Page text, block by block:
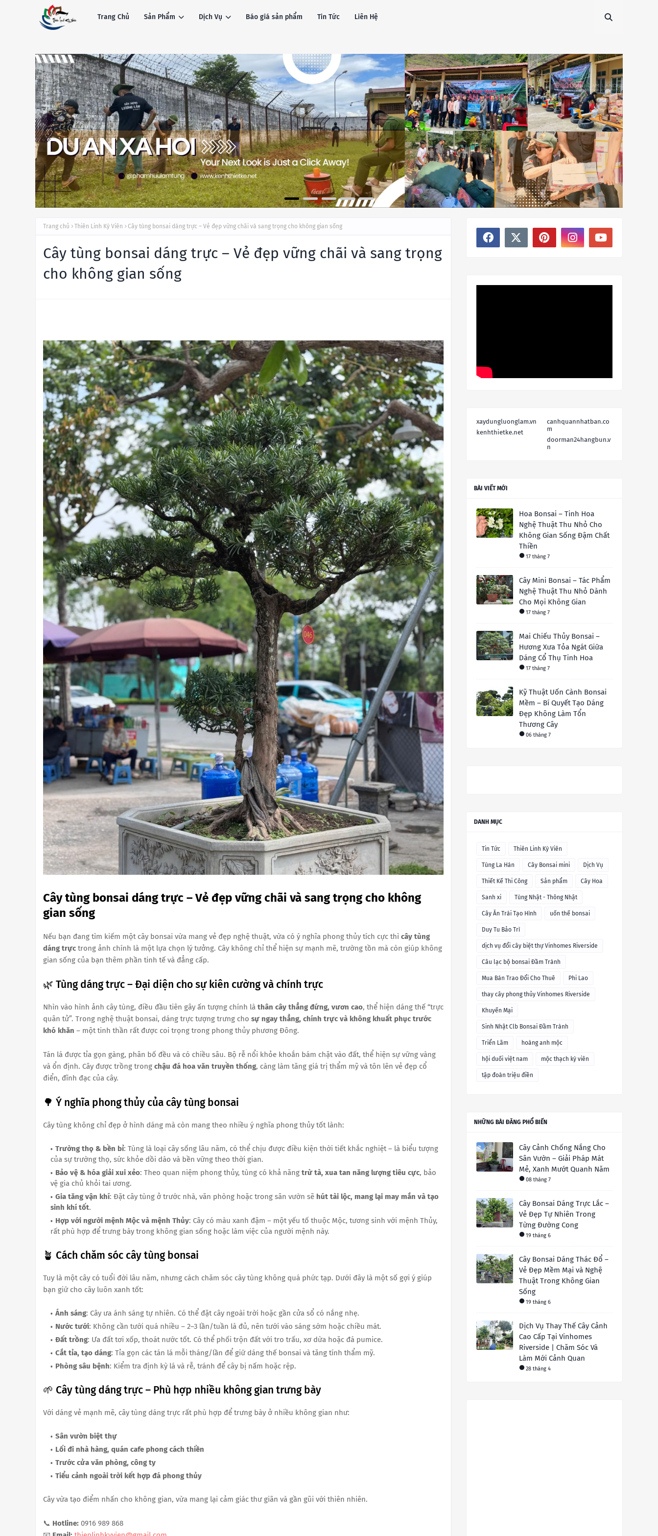
Trang Chủ Sản Phẩm Dịch Vụ Báo giá sản phẩm Tin Tức Liên Hệ
Trang chủ Thiên Linh Kỳ Viên Cây tùng bonsai dáng trực – Vẻ đẹp vững chãi và sang trọng cho không gian sống
Cây tùng bonsai dáng trực – Vẻ đẹp vững chãi và sang trọng
cho không gian sống
Cây tùng bonsai dáng trực – Vẻ đẹp vững chãi và sang trọng cho không
gian sống
Nếu bạn đang tìm kiếm một cây bonsai vừa mang vẻ đẹp nghệ thuật, vừa có ý nghĩa phong thủy tích cực thì cây tùng
dáng trực trong ảnh chính là một lựa chọn lý tưởng. Cây không chỉ thể hiện sự mạnh mẽ, trường tồn mà còn giúp không
gian sống của bạn thêm phần tinh tế và đẳng cấp.
🌿 Tùng dáng trực – Đại diện cho sự kiên cường và chính trực
Nhìn vào hình ảnh cây tùng, điều đầu tiên gây ấn tượng chính là thân cây thẳng đứng, vươn cao, thể hiện dáng thế “trực
quân tử”. Trong nghệ thuật bonsai, dáng trực tượng trưng cho sự ngay thẳng, chính trực và không khuất phục trước
khó khăn – một tinh thần rất được coi trọng trong phong thủy phương Đông.
Tán lá được tỉa gọn gàng, phân bố đều và có chiều sâu. Bộ rễ nổi khỏe khoắn bám chặt vào đất, thể hiện sự vững vàng
và ổn định. Cây được trồng trong chậu đá hoa văn truyền thống, càng làm tăng giá trị thẩm mỹ và tôn lên vẻ đẹp cổ
điển, đĩnh đạc của cây.
🌳 Ý nghĩa phong thủy của cây tùng bonsai
Cây tùng không chỉ đẹp ở hình dáng mà còn mang theo nhiều ý nghĩa phong thủy tốt lành:
Trường thọ & bền bỉ: Tùng là loại cây sống lâu năm, có thể chịu được điều kiện thời tiết khắc nghiệt – là biểu tượng
của sự trường thọ, sức khỏe dồi dào và bền vững theo thời gian.
Bảo vệ & hóa giải xui xẻo: Theo quan niệm phong thủy, tùng có khả năng trừ tà, xua tan năng lượng tiêu cực, bảo
vệ gia chủ khỏi tai ương.
Gia tăng vận khí: Đặt cây tùng ở trước nhà, văn phòng hoặc trong sân vườn sẽ hút tài lộc, mang lại may mắn và tạo
sinh khí tốt.
Hợp với người mệnh Mộc và mệnh Thủy: Cây có màu xanh đậm – một yếu tố thuộc Mộc, tương sinh với mệnh Thủy,
rất phù hợp để trưng bày trong không gian sống hoặc làm việc của người mệnh này.
🪴 Cách chăm sóc cây tùng bonsai
Tuy là một cây có tuổi đời lâu năm, nhưng cách chăm sóc cây tùng không quá phức tạp. Dưới đây là một số gợi ý giúp
bạn giữ cho cây luôn xanh tốt:
Ánh sáng: Cây ưa ánh sáng tự nhiên. Có thể đặt cây ngoài trời hoặc gần cửa sổ có nắng nhẹ.
Nước tưới: Không cần tưới quá nhiều – 2–3 lần/tuần là đủ, nên tưới vào sáng sớm hoặc chiều mát.
Đất trồng: Ưa đất tơi xốp, thoát nước tốt. Có thể phối trộn đất với tro trấu, xơ dừa hoặc đá pumice.
Cắt tỉa, tạo dáng: Tỉa gọn các tán lá mỗi tháng/lần để giữ dáng thế bonsai và tăng tính thẩm mỹ.
Phòng sâu bệnh: Kiểm tra định kỳ lá và rễ, tránh để cây bị nấm hoặc rệp.
🌱 Cây tùng dáng trực – Phù hợp nhiều không gian trưng bày
Với dáng vẻ mạnh mẽ, cây tùng dáng trực rất phù hợp để trưng bày ở nhiều không gian như:
Sân vườn biệt thự
Lối đi nhà hàng, quán cafe phong cách thiền
Trước cửa văn phòng, công ty
Tiểu cảnh ngoài trời kết hợp đá phong thủy
Cây vừa tạo điểm nhấn cho không gian, vừa mang lại cảm giác thư giãn và gần gũi với thiên nhiên.
📞 Hotline: 0916 989 868
xaydungluonglam.vn
canhquannhatban.co
m
kenhthietke.net
doorman24hangbun.v
n
BÀI VIẾT MỚI
Hoa Bonsai – Tinh Hoa
Nghệ Thuật Thu Nhỏ Cho
Không Gian Sống Đậm Chất
Thiền
17 tháng 7
Cây Mini Bonsai – Tác Phẩm
Nghệ Thuật Thu Nhỏ Dành
Cho Mọi Không Gian
17 tháng 7
Mai Chiếu Thủy Bonsai –
Hương Xưa Tỏa Ngát Giữa
Dáng Cổ Thụ Tinh Hoa
17 tháng 7
Kỹ Thuật Uốn Cành Bonsai
Mềm – Bí Quyết Tạo Dáng
Đẹp Không Làm Tổn
Thương Cây
06 tháng 7
DANH MỤC
Tin Tức Thiên Linh Kỳ Viên
Tùng La Hán Cây Bonsai mini Dịch Vụ
Thiết Kế Thi Công Sản phẩm Cây Hoa
Sanh xi Tùng Nhật - Thông Nhật
Cây Ăn Trái Tạo Hình uốn thế bonsai
Duy Tu Bảo Trì
dịch vụ đổi cây biệt thự Vinhomes Riverside
Câu lạc bộ bonsai Đầm Trành
Mua Bán Trao Đổi Cho Thuê Phi Lao
thay cây phong thủy Vinhomes Riverside
Khuyến Mại
Sinh Nhật Clb Bonsai Đầm Trành
Triển Lãm hoàng anh mộc
hội duối việt nam mộc thạch kỳ viên
tập đoàn triệu điền
NHỮNG BÀI ĐĂNG PHỔ BIẾN
Cây Cảnh Chống Nắng Cho
Sân Vườn – Giải Pháp Mát
Mẻ, Xanh Mướt Quanh Năm
08 tháng 7
Cây Bonsai Dáng Trực Lắc –
Vẻ Đẹp Tự Nhiên Trong
Từng Đường Cong
19 tháng 6
Cây Bonsai Dáng Thác Đổ –
Vẻ Đẹp Mềm Mại và Nghệ
Thuật Trong Không Gian
Sống
19 tháng 6
Dịch Vụ Thay Thế Cây Cảnh
Cao Cấp Tại Vinhomes
Riverside | Chăm Sóc Và
Làm Mới Cảnh Quan
28 tháng 4